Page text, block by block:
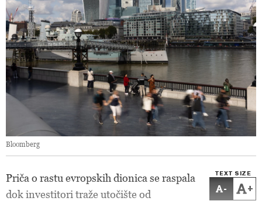
Bloomberg
TEXT SIZE
- +
Priča o rastu evropskih dionica se raspala
dok investitori traže utočište od